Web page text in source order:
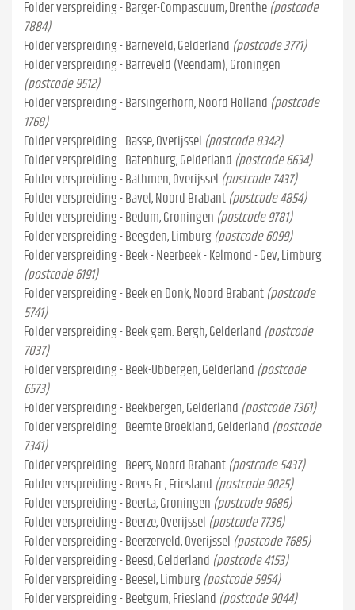
Folder verspreiding - Barger-Compascuum, Drenthe (postcode
7884)
Folder verspreiding - Barneveld, Gelderland (postcode 3771)
Folder verspreiding - Barreveld (Veendam), Groningen
(postcode 9512)
Folder verspreiding - Barsingerhorn, Noord Holland (postcode
1768)
Folder verspreiding - Basse, Overijssel (postcode 8342)
Folder verspreiding - Batenburg, Gelderland (postcode 6634)
Folder verspreiding - Bathmen, Overijssel (postcode 7437)
Folder verspreiding - Bavel, Noord Brabant (postcode 4854)
Folder verspreiding - Bedum, Groningen (postcode 9781)
Folder verspreiding - Beegden, Limburg (postcode 6099)
Folder verspreiding - Beek - Neerbeek - Kelmond - Gev, Limburg
(postcode 6191)
Folder verspreiding - Beek en Donk, Noord Brabant (postcode
5741)
Folder verspreiding - Beek gem. Bergh, Gelderland (postcode
7037)
Folder verspreiding - Beek-Ubbergen, Gelderland (postcode
6573)
Folder verspreiding - Beekbergen, Gelderland (postcode 7361)
Folder verspreiding - Beemte Broekland, Gelderland (postcode
7341)
Folder verspreiding - Beers, Noord Brabant (postcode 5437)
Folder verspreiding - Beers Fr., Friesland (postcode 9025)
Folder verspreiding - Beerta, Groningen (postcode 9686)
Folder verspreiding - Beerze, Overijssel (postcode 7736)
Folder verspreiding - Beerzerveld, Overijssel (postcode 7685)
Folder verspreiding - Beesd, Gelderland (postcode 4153)
Folder verspreiding - Beesel, Limburg (postcode 5954)
Folder verspreiding - Beetgum, Friesland (postcode 9044)